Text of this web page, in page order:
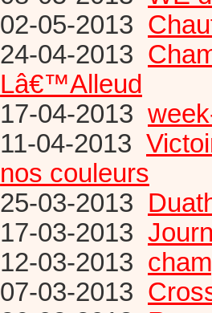
02-05-2013
24-04-2013
Lâ€™Alleud
17-04-2013
11-04-2013
nos couleurs
25-03-2013
17-03-2013
12-03-2013
07-03-2013